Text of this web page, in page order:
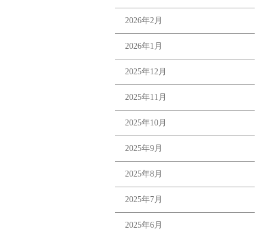
2026年2月
2026年1月
2025年12月
2025年11月
2025年10月
2025年9月
2025年8月
2025年7月
2025年6月